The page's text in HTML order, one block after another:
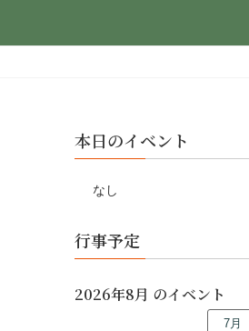
本日のイベント
なし
行事予定
2026年8月 のイベント
7月